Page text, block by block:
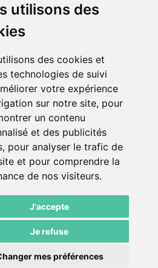
utilisons des
des cookies et
technologies de suivi
votre expérience
sur notre site, pour
un contenu
et des publicités
pour analyser le trafic de
et pour comprendre la
de nos visiteurs.
J'accepte
Je refuse
mes préférences
725 03 03
05
Neuchâtel